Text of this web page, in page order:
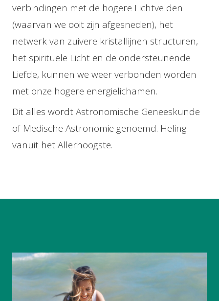
verbindingen met de hogere Lichtvelden
(waarvan we ooit zijn afgesneden), het
netwerk van zuivere kristallijnen structuren,
het spirituele Licht en de ondersteunende
Liefde, kunnen we weer verbonden worden
met onze hogere energielichamen.
Dit alles wordt Astronomische Geneeskunde
of Medische Astronomie genoemd. Heling
vanuit het Allerhoogste.